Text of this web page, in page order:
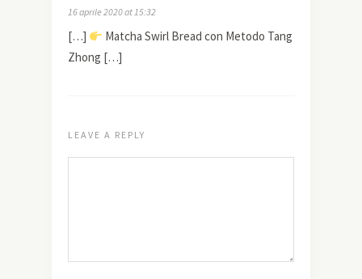
16 aprile 2020 at 15:32
[…]
Matcha Swirl Bread con Metodo Tang
Zhong […]
LEAVE A REPLY